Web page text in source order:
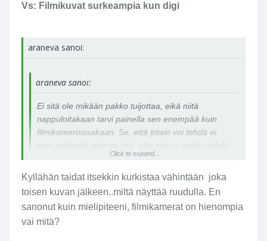
Vs: Filmikuvat surkeampia kun digi
araneva sanoi:
araneva sanoi:
Ei sitä ole mikään pakko tuijottaa, eikä niitä
nappuloitakaan tarvi painella sen enempää kuin
filmikameroissakaan. Se, että jotain voi tehdä ei
mun mielestä tarkoita sitä, että niin on pakko tehdä.
Click to expand...
Kyllähän taidat itsekkin kurkistaa vähintään joka
toisen kuvan jälkeen..miltä näyttää ruudulla. En
sanonut kuin mielipiteeni, filmikamerat on hienompia
vai mitä?